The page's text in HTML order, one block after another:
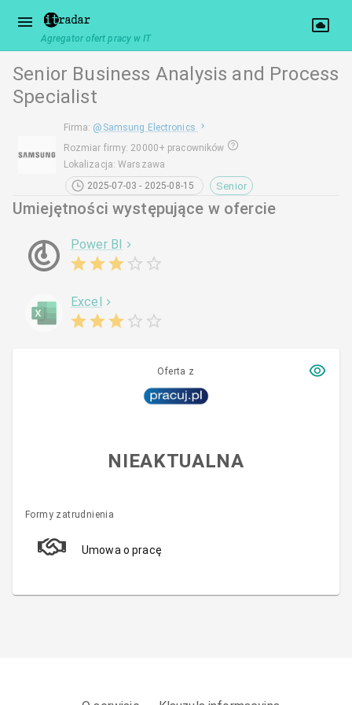
Agregator ofert pracy w IT
Senior Business Analysis and Process
Specialist
Firma: @ Samsung Electronics
Rozmiar firmy: 20000+ pracowników
Lokalizacja:Warszawa
2025-07-03 - 2025-08-15
Senior
Umiejętności występujące w ofercie
Power BI
Excel
Oferta z
NIEAKTUALNA
Formy zatrudnienia
Umowa o pracę